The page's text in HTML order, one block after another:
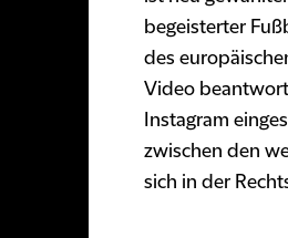
begeisterter
des
Video
Instagram
zwischen den
sich in der